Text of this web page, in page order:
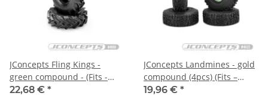
JConcepts Fling Kings -
green compound - (Fits -
1.0" SCX24 wheel) - 63mm
22,68 € *
JConcepts Landmines - gold
compound (4pcs) (Fits –
JCO3430B, JCO3431B - 1.0"
19,96 € *